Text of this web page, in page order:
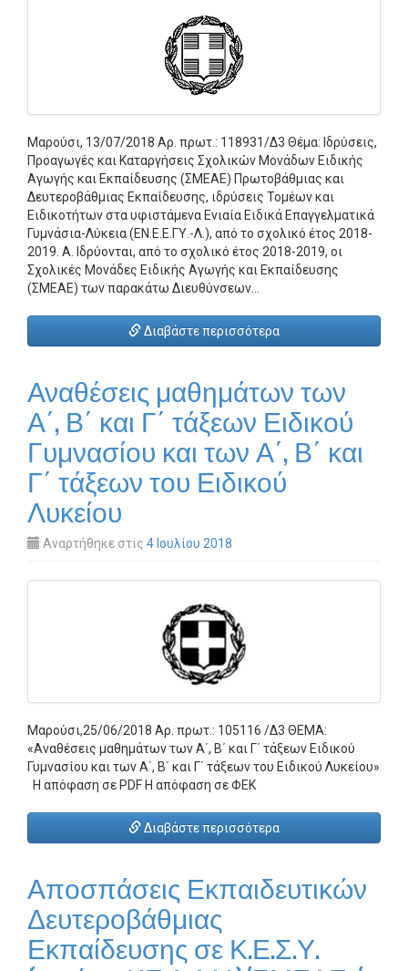
Μαρούσι, 13/07/2018 Αρ. πρωτ.: 118931/Δ3 Θέμα: Ιδρύσεις,
Προαγωγές και Καταργήσεις Σχολικών Μονάδων Ειδικής
Αγωγής και Εκπαίδευσης (ΣΜΕΑΕ) Πρωτοβάθμιας και
Δευτεροβάθμιας Εκπαίδευσης, ιδρύσεις Τομέων και
Ειδικοτήτων στα υφιστάμενα Ενιαία Ειδικά Επαγγελματικά
Γυμνάσια-Λύκεια (ΕΝ.Ε.Ε.ΓΥ.-Λ.), από το σχολικό έτος 2018-
2019. A. Ιδρύονται, από το σχολικό έτος 2018-2019, οι
Σχολικές Μονάδες Ειδικής Αγωγής και Εκπαίδευσης
(ΣΜΕΑΕ) των παρακάτω Διευθύνσεων…
Διαβάστε περισσότερα
Αναθέσεις μαθημάτων των
Α΄, Β΄ και Γ΄ τάξεων Ειδικού
Γυμνασίου και των Α΄, Β΄ και
Γ΄ τάξεων του Ειδικού
Λυκείου
Αναρτήθηκε στις 4 Ιουλίου 2018
Μαρούσι,25/06/2018 Αρ. πρωτ.: 105116 /Δ3 ΘΕΜΑ:
«Αναθέσεις μαθημάτων των Α΄, Β΄ και Γ΄ τάξεων Ειδικού
Γυμνασίου και των Α΄, Β΄ και Γ΄ τάξεων του Ειδικού Λυκείου»
Η απόφαση σε PDF Η απόφαση σε ΦΕΚ
Διαβάστε περισσότερα
Αποσπάσεις Εκπαιδευτικών
Δευτεροβάθμιας
Εκπαίδευσης σε Κ.Ε.Σ.Υ.